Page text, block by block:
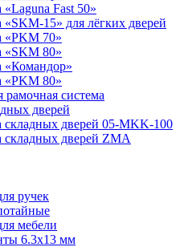
Fast 50»
«SKM-15» для лёгких дверей
«PKM 70»
«SKM 80»
«Командор»
«PKM 80»
рамочная система
дверей
складных дверей 05-MKK-100
складных дверей ZMA
ручек
мебели
6.3х13 мм